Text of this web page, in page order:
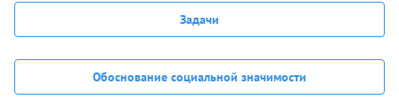
Задачи
Обоснование социальной значимости